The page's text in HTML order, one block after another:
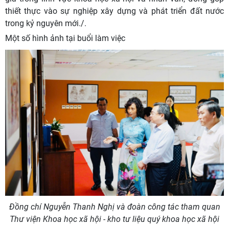
thiết thực vào sự nghiệp xây dựng và phát triển đất nước
trong kỷ nguyên mới./.
Một số hình ảnh tại buổi làm việc
Đồng chí Nguyễn Thanh Nghị và đoàn công tác tham quan
Thư viện Khoa học xã hội - kho tư liệu quý khoa học xã hội